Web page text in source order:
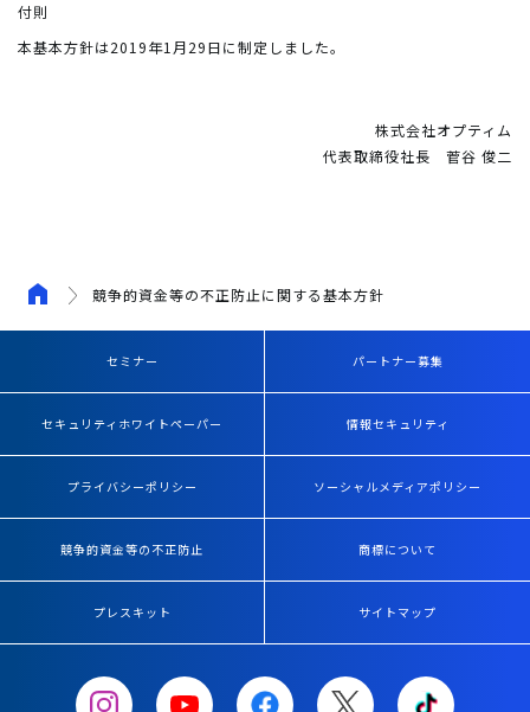
付則
本基本方針は2019年1月29日に制定しました。
株式会社オプティム
代表取締役社長 菅谷 俊二
競争的資金等の不正防止に関する基本方針
セミナー パートナー募集
セキュリティホワイトペーパー 情報セキュリティ
プライバシーポリシー ソーシャルメディアポリシー
競争的資金等の不正防止 商標について
プレスキット サイトマップ